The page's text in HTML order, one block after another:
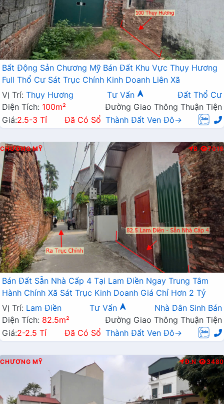
Bất Động Sản Chương Mỹ Bán Đất Khu Vực Thụy Hương
Full Thổ Cư Sát Trục Chính Kinh Doanh Liên Xã
Vị Trí: Thụy Hương Tư Vấn
Đất Thổ Cư
Diện Tích: 100m²
Đường Giao Thông Thuận Tiện
Giá:2.5-3 Tỉ Đã Có Sổ Thành Đất Ven Đô→
CHƯƠNG MỸ B 7016
Bán Đất Sẵn Nhà Cấp 4 Tại Lam Điền Ngay Trung Tâm
Hành Chính Xã Sát Trục Kinh Doanh Giá Chỉ Hơn 2 Tỷ
Vị Trí: Lam Điền Tư Vấn
Nhà Dân Sinh Bán
Diện Tích: 82.5m²
Đường Giao Thông Thuận Tiện
Giá:2-2.5 Tỉ Đã Có Sổ Thành Đất Ven Đô→
CHƯƠNG MỸ Đ.N 3480